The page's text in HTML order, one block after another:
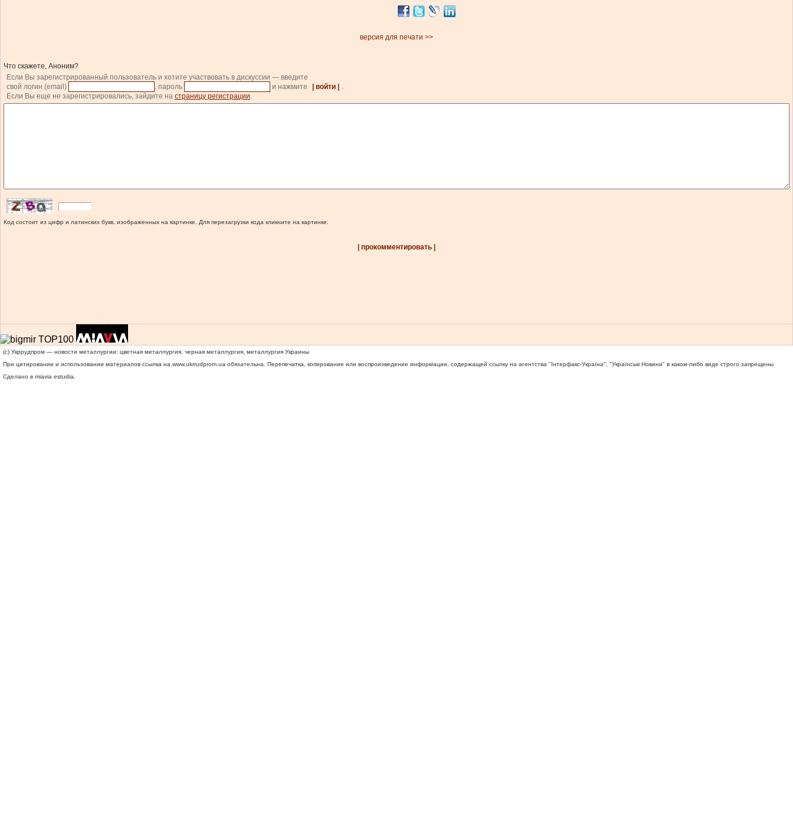
версия для печати >>
Что скажете, Аноним?
Если Вы зарегистрированный пользователь и хотите участвовать в дискуссии — введите
свой логин (email)
, пароль и нажмите | войти |
.
Если Вы еще не зарегистрировались, зайдите на страницу регистрации.
Код состоит из цифр и латинских букв, изображенных на картинке. Для перезагрузки кода кликните на картинке.
| прокомментировать |
(c) Укррудпром — новости металлургии: цветная металлургия, черная металлургия, металлургия Украины
При цитировании и использовании материалов ссылка на www.ukrrudprom.ua обязательна. Перепечатка, копирование или воспроизведение информации, содержащей ссылку на агентства "Iнтерфакс-Україна", "Українськi Новини" в каком-либо виде строго запрещены
Сделано в miavia estudia.